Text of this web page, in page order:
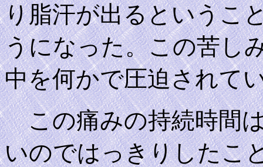
り脂汗が出るというこ
うになった。この苦し
中を何かで圧迫されて
この痛みの持続時間
いのではっきりしたこ